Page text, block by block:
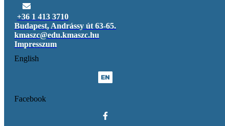
+36 1 413 3710
Budapest, Andrássy út 63-65.
kmaszc@edu.kmaszc.hu
Impresszum
English
Facebook